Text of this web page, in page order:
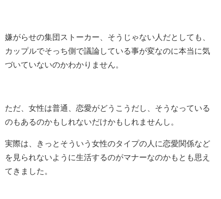
嫌がらせの集団ストーカー、そうじゃない人だとしても、
カップルでそっち側で議論している事が変なのに本当に気
づいていないのかわかりません。
ただ、女性は普通、恋愛がどうこうだし、そうなっている
のもあるのかもしれないだけかもしれませんし。
実際は、きっとそういう女性のタイプの人に恋愛関係など
を見られないように生活するのがマナーなのかもとも思え
てきました。